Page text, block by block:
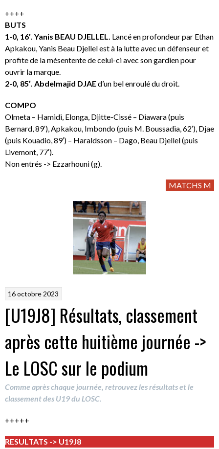
++++
BUTS
1-0, 16′. Yanis BEAU DJELLEL. Lancé en profondeur par Ethan
Apkakou, Yanis Beau Djellel est à la lutte avec un défenseur et
profite de la mésentente de celui-ci avec son gardien pour
ouvrir la marque.
2-0, 85′. Abdelmajid DJAEd’un bel enroulé du droit.
COMPO
Olmeta – Hamidi, Elonga, Djitte-Cissé – Diawara (puis
Bernard, 89′), Apkakou, Imbondo (puis M. Boussadia, 62′), Djae
(puis Kouadio, 89′) – Haraldsson – Dago, Beau Djellel (puis
Livemont, 77′).
Non entrés -> Ezzarhouni (g).
MATCHS M
16 octobre 2023
[U19J8] Résultats, classement
après cette huitième journée ->
Le LOSC sur le podium
Comme après chaque journée, retrouvez les résultats et le
classement des U19 du LOSC.
+++++
RESULTATS -> U19J8